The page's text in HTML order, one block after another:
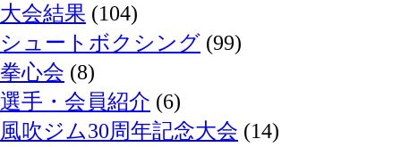
大会結果 (104)
シュートボクシング (99)
拳心会 (8)
選手・会員紹介 (6)
風吹ジム30周年記念大会 (14)